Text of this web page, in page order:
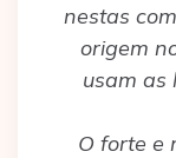
nestas
origem
usam as
O forte e